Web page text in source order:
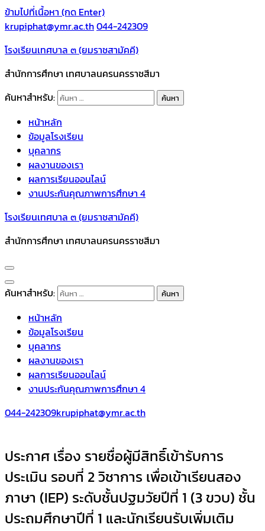
ข้ามไปที่เนื้อหา (กด Enter)
krupiphat@ymr.ac.th044-242309
โรงเรียนเทศบาล ๓ (ยมราชสามัคคี)
สำนักการศึกษา เทศบาลนครนครราชสีมา
ค้นหาสำหรับ:
หน้าหลัก
ข้อมูลโรงเรียน
บุคลากร
ผลงานของเรา
ผลการเรียนออนไลน์
งานประกันคุณภาพการศึกษา 4
โรงเรียนเทศบาล ๓ (ยมราชสามัคคี)
สำนักการศึกษา เทศบาลนครนครราชสีมา
ค้นหาสำหรับ:
หน้าหลัก
ข้อมูลโรงเรียน
บุคลากร
ผลงานของเรา
ผลการเรียนออนไลน์
งานประกันคุณภาพการศึกษา 4
044-242309krupiphat@ymr.ac.th
ประกาศ เรื่อง รายชื่อผู้มีสิทธิ์เข้ารับการ
ประเมิน รอบที่ 2 วิชาการ เพื่อเข้าเรียนสอง
ภาษา (IEP) ระดับชั้นปฐมวัยปีที่ 1 (3 ขวบ) ชั้น
ประถมศึกษาปีที่ 1 และนักเรียนรับเพิ่มเติม